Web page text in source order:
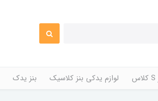
لوازم یدکی بنز کلاسیک بنز یدک